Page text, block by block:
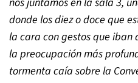
donde los diez o doce que
la cara con gestos que iban
la preocupación más
tormenta caía sobre la